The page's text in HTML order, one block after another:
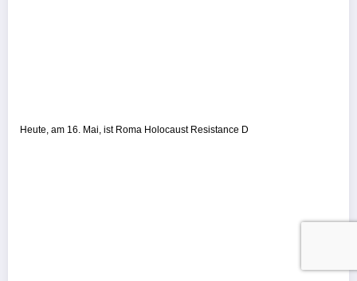
Heute, am 16. Mai, ist Roma Holocaust Resistance D